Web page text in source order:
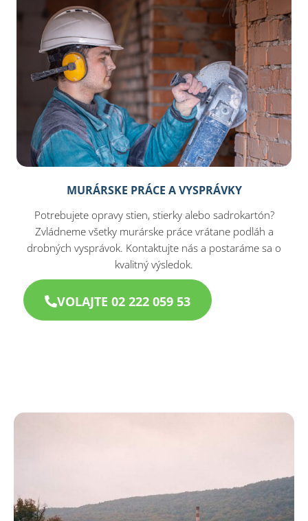
MURÁRSKE PRÁCE A VYSPRÁVKY
Potrebujete opravy stien, stierky alebo sadrokartón?
Zvládneme všetky murárske práce vrátane podláh a
drobných vysprávok. Kontaktujte nás a postaráme sa o
kvalitný výsledok.
VOLAJTE 02 222 059 53